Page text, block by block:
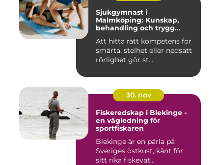
Sjukgymnast i
Malmköping: Kunskap,
behandling och trygg
Att hitta rätt kompetens för
smärta, stelhet eller nedsatt
rörlighet gör st...
30. nov
Fiskeredskap i Blekinge -
en vägledning för
sportfiskaren
Blekinge är en pärla på
Sveriges östkust, känt för
sitt rika fiskevat...